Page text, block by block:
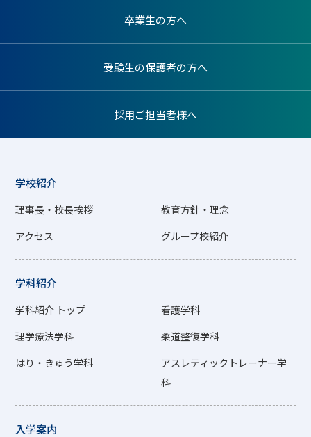
卒業生の方へ
受験生の保護者の方へ
採用ご担当者様へ
学校紹介
理事長・校長挨拶
教育方針・理念
アクセス
グループ校紹介
学科紹介
学科紹介 トップ
看護学科
理学療法学科
柔道整復学科
はり・きゅう学科
アスレティックトレーナー学
科
入学案内